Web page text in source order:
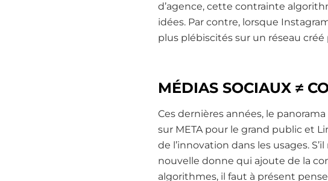
d’agence, cette contrainte
idées. Par contre, lorsque
plus plébiscités sur un réseau
MÉDIAS SOCIAUX ≠
Ces dernières années, le
sur META pour le grand public et
de l’innovation dans les usages.
nouvelle donne qui ajoute de la
algorithmes, il faut à présent